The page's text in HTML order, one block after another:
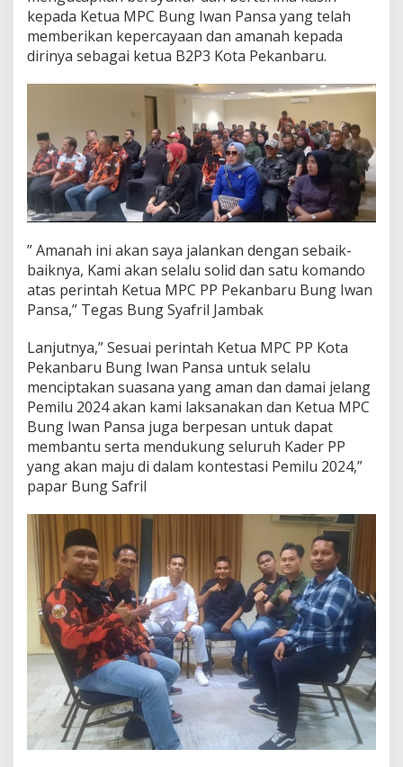
kepada Ketua MPC Bung Iwan Pansa yang telah
memberikan kepercayaan dan amanah kepada
dirinya sebagai ketua B2P3 Kota Pekanbaru.
” Amanah ini akan saya jalankan dengan sebaik-
baiknya, Kami akan selalu solid dan satu komando
atas perintah Ketua MPC PP Pekanbaru Bung Iwan
Pansa,” Tegas Bung Syafril Jambak
Lanjutnya,” Sesuai perintah Ketua MPC PP Kota
Pekanbaru Bung Iwan Pansa untuk selalu
menciptakan suasana yang aman dan damai jelang
Pemilu 2024 akan kami laksanakan dan Ketua MPC
Bung Iwan Pansa juga berpesan untuk dapat
membantu serta mendukung seluruh Kader PP
yang akan maju di dalam kontestasi Pemilu 2024,”
papar Bung Safril